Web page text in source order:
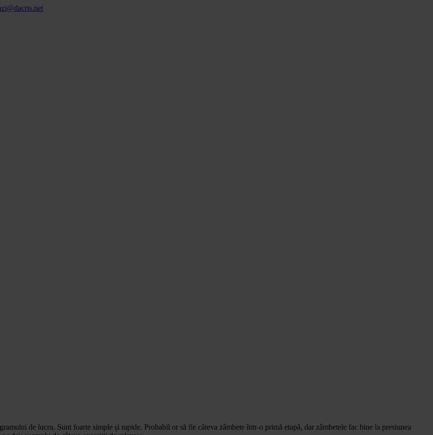
de lucru. Sunt foarte simple și rapide. Probabil or să fie câteva zâmbete într-o primă etapă, dar zâmbetele fac bine la presiunea